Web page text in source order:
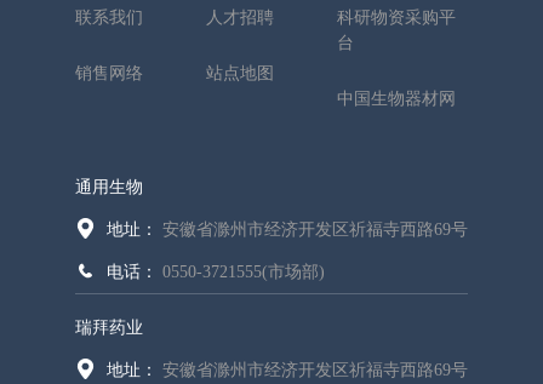
联系我们
销售网络
人才招聘
站点地图
科研物资采购平
台
中国生物器材网
通用生物
地址： 安徽省滁州市经济开发区祈福寺西路69号
电话： 0550-3721555(市场部)
瑞拜药业
地址： 安徽省滁州市经济开发区祈福寺西路69号